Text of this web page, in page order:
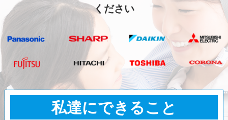
ください
私達にできること